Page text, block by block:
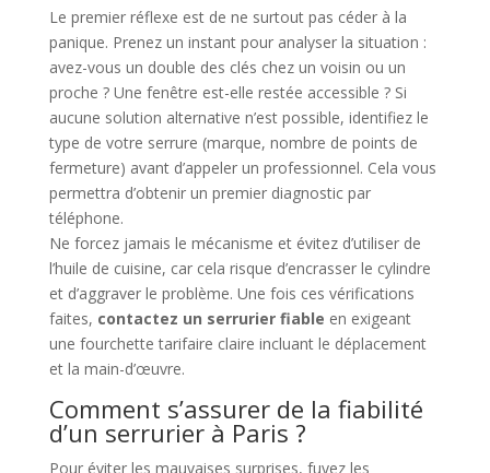
Le premier réflexe est de ne surtout pas céder à la
panique. Prenez un instant pour analyser la situation :
avez-vous un double des clés chez un voisin ou un
proche ? Une fenêtre est-elle restée accessible ? Si
aucune solution alternative n’est possible, identifiez le
type de votre serrure (marque, nombre de points de
fermeture) avant d’appeler un professionnel. Cela vous
permettra d’obtenir un premier diagnostic par
téléphone.
Ne forcez jamais le mécanisme et évitez d’utiliser de
l’huile de cuisine, car cela risque d’encrasser le cylindre
et d’aggraver le problème. Une fois ces vérifications
faites, contactez un serrurier fiable en exigeant
une fourchette tarifaire claire incluant le déplacement
et la main-d’œuvre.
Comment s’assurer de la fiabilité
d’un serrurier à Paris ?
Pour éviter les mauvaises surprises, fuyez les